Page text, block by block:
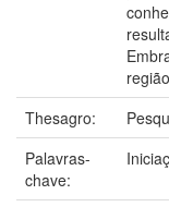
Thesagro:
Palavras-
chave: